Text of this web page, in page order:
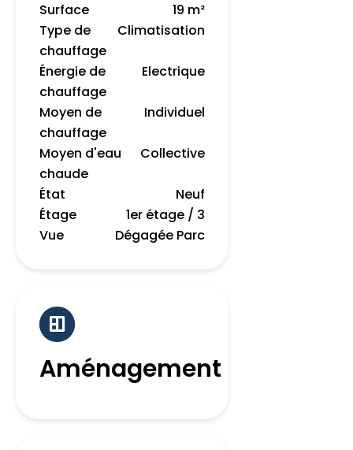
Surface
19 m²
Type de
chauffage
Climatisation
Énergie de
chauffage
Electrique
Moyen de
chauffage
Individuel
Moyen d'eau
chaude
Collective
État
Neuf
Étage
1er étage / 3
Vue
Dégagée Parc
Aménagement